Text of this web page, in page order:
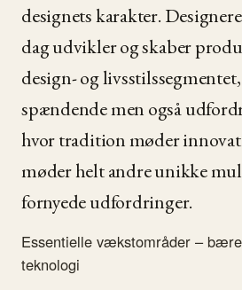
designets karakter.
dag udvikler og skaber
design- og
spændende men også
hvor tradition møder
møder helt andre unikke
fornyede udfordringer.
Essentielle vækstområder –
teknologi